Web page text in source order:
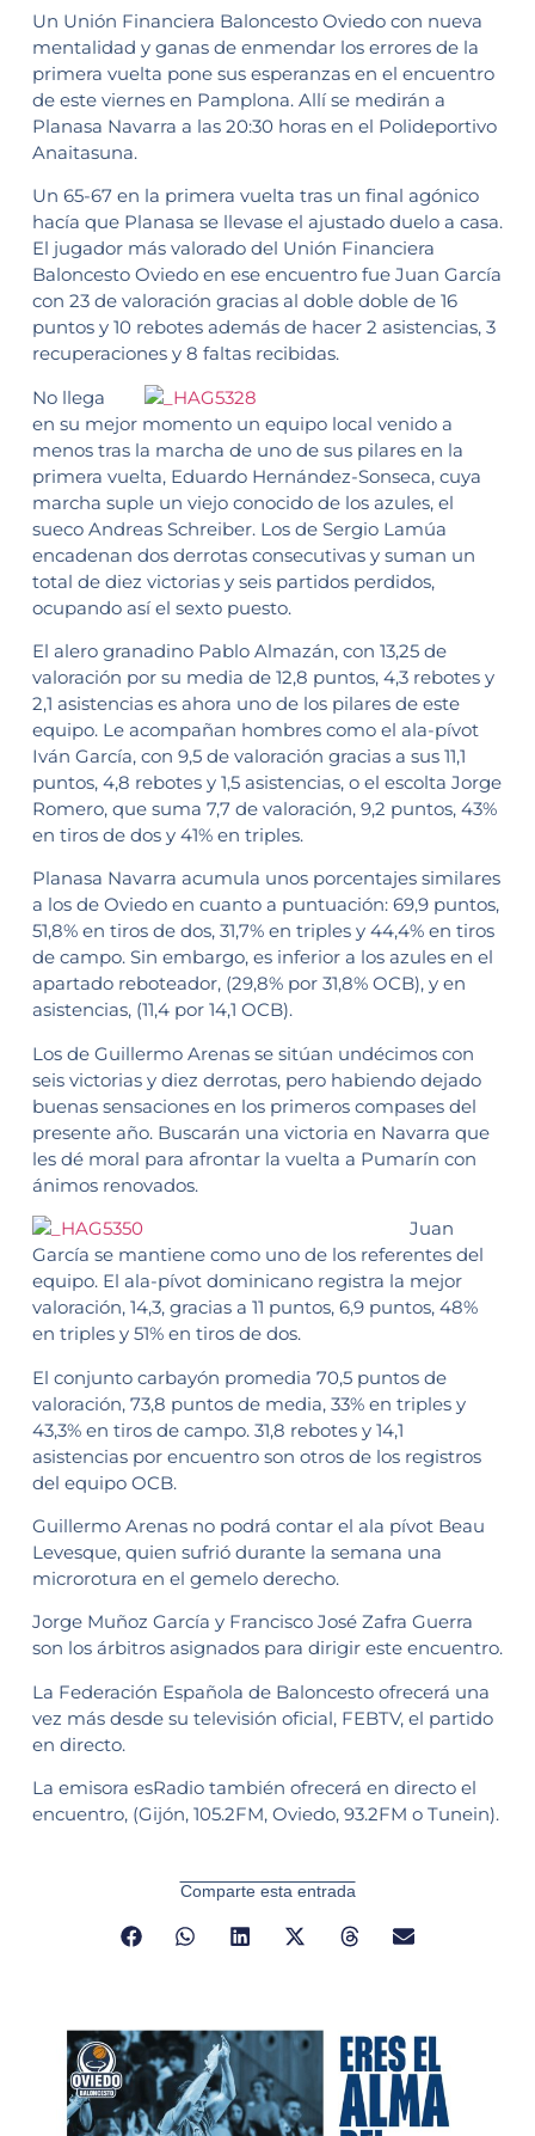
Un Unión Financiera Baloncesto Oviedo con nueva
mentalidad y ganas de enmendar los errores de la
primera vuelta pone sus esperanzas en el encuentro
de este viernes en Pamplona. Allí se medirán a
Planasa Navarra a las 20:30 horas en el Polideportivo
Anaitasuna.
Un 65-67 en la primera vuelta tras un final agónico
hacía que Planasa se llevase el ajustado duelo a casa.
El jugador más valorado del Unión Financiera
Baloncesto Oviedo en ese encuentro fue Juan García
con 23 de valoración gracias al doble doble de 16
puntos y 10 rebotes además de hacer 2 asistencias, 3
recuperaciones y 8 faltas recibidas.
No llega
en su mejor momento un equipo local venido a
menos tras la marcha de uno de sus pilares en la
primera vuelta, Eduardo Hernández-Sonseca, cuya
marcha suple un viejo conocido de los azules, el
sueco Andreas Schreiber. Los de Sergio Lamúa
encadenan dos derrotas consecutivas y suman un
total de diez victorias y seis partidos perdidos,
ocupando así el sexto puesto.
El alero granadino Pablo Almazán, con 13,25 de
valoración por su media de 12,8 puntos, 4,3 rebotes y
2,1 asistencias es ahora uno de los pilares de este
equipo. Le acompañan hombres como el ala-pívot
Iván García, con 9,5 de valoración gracias a sus 11,1
puntos, 4,8 rebotes y 1,5 asistencias, o el escolta Jorge
Romero, que suma 7,7 de valoración, 9,2 puntos, 43%
en tiros de dos y 41% en triples.
Planasa Navarra acumula unos porcentajes similares
a los de Oviedo en cuanto a puntuación: 69,9 puntos,
51,8% en tiros de dos, 31,7% en triples y 44,4% en tiros
de campo. Sin embargo, es inferior a los azules en el
apartado reboteador, (29,8% por 31,8% OCB), y en
asistencias, (11,4 por 14,1 OCB).
Los de Guillermo Arenas se sitúan undécimos con
seis victorias y diez derrotas, pero habiendo dejado
buenas sensaciones en los primeros compases del
presente año. Buscarán una victoria en Navarra que
les dé moral para afrontar la vuelta a Pumarín con
ánimos renovados.
Juan
García se mantiene como uno de los referentes del
equipo. El ala-pívot dominicano registra la mejor
valoración, 14,3, gracias a 11 puntos, 6,9 puntos, 48%
en triples y 51% en tiros de dos.
El conjunto carbayón promedia 70,5 puntos de
valoración, 73,8 puntos de media, 33% en triples y
43,3% en tiros de campo. 31,8 rebotes y 14,1
asistencias por encuentro son otros de los registros
del equipo OCB.
Guillermo Arenas no podrá contar el ala pívot Beau
Levesque, quien sufrió durante la semana una
microrotura en el gemelo derecho.
Jorge Muñoz García y Francisco José Zafra Guerra
son los árbitros asignados para dirigir este encuentro.
La Federación Española de Baloncesto ofrecerá una
vez más desde su televisión oficial, FEBTV, el partido
en directo.
La emisora esRadio también ofrecerá en directo el
encuentro, (Gijón, 105.2FM, Oviedo, 93.2FM o Tunein).
Comparte esta entrada